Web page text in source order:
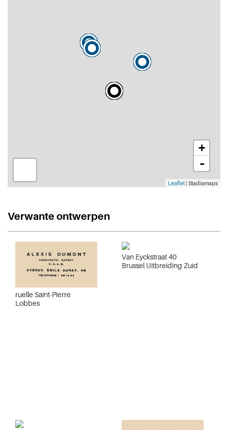
+
-
Leaflet | Stadiamaps
Verwante ontwerpen
ruelle Saint-Pierre
Lobbes
Van Eyckstraat 40
Brussel Uitbreiding Zuid